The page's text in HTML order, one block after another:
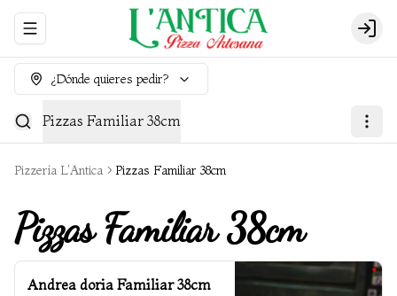
Abrir menu de navegación Login
¿Dónde quieres pedir?
Pizzas Familiar 38cm
Pizzería L'Antica Pizzas Familiar 38cm
Pizzas Familiar 38cm
Andrea doria Familiar 38cm